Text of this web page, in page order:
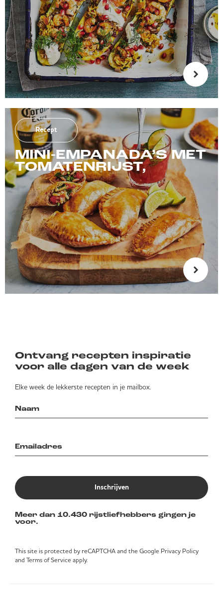
Recept
MINI-EMPANADA’S MET
TOMATENRIJST,
Ontvang recepten inspiratie
voor alle dagen van de week
Elke week de lekkerste recepten in je mailbox.
Inschrijven
Meer dan 10.430 rijstliefhebbers gingen je
voor.
This site is protected by reCAPTCHA and the Google Privacy Policy
and Terms of Service apply.